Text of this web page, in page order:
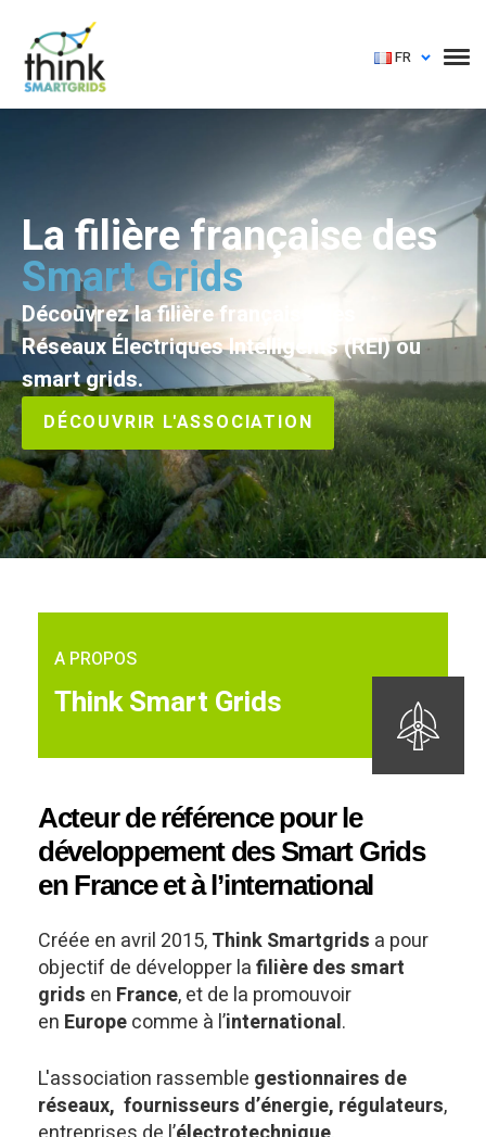
FR
La filière française des
Smart Grids
Découvrez la filière française des
Réseaux Électriques Intelligents (REI) ou
smart grids.
DÉCOUVRIR L'ASSOCIATION
A PROPOS
Think Smart Grids
Acteur de référence pour le
développement des Smart Grids
en France et à l’international
Créée en avril 2015,Think Smartgrids a pour
objectif de développer lafilière des smart
grids en France, et de la promouvoir
en Europecomme à l’international.
L'association rassemble gestionnaires de
réseaux, fournisseurs d’énergie, régulateurs,